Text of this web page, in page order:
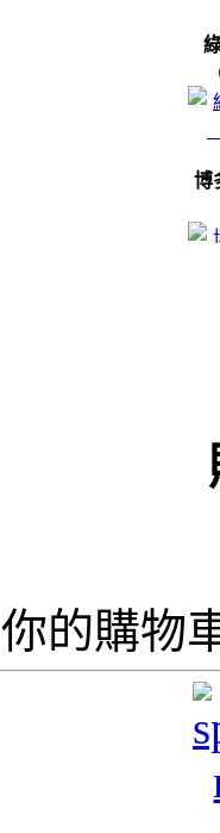
博
你的購物